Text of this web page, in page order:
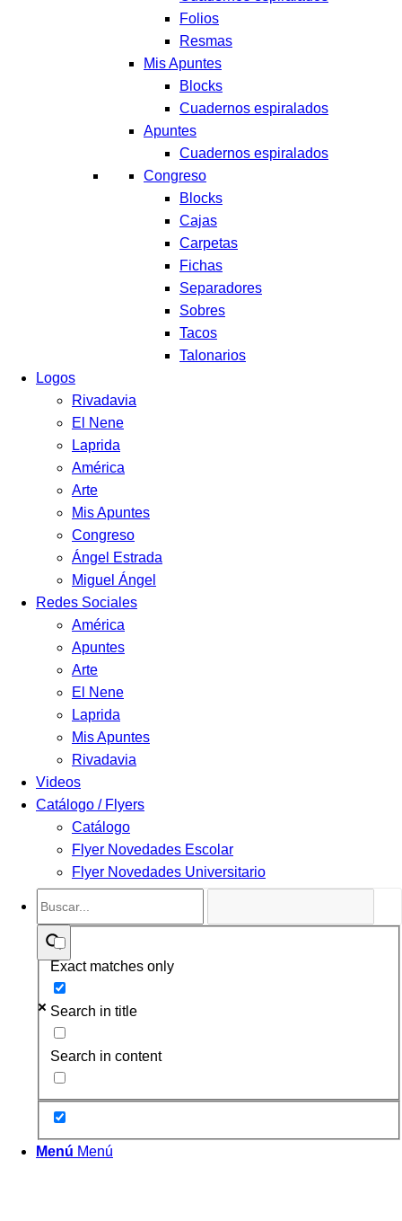
Folios
Resmas
Mis Apuntes
Blocks
Cuadernos espiralados
Apuntes
Cuadernos espiralados
Congreso
Blocks
Cajas
Carpetas
Fichas
Separadores
Sobres
Tacos
Talonarios
Logos
Rivadavia
El Nene
Laprida
América
Arte
Mis Apuntes
Congreso
Ángel Estrada
Miguel Ángel
Redes Sociales
América
Apuntes
Arte
El Nene
Laprida
Mis Apuntes
Rivadavia
Videos
Catálogo / Flyers
Catálogo
Flyer Novedades Escolar
Flyer Novedades Universitario
Exact matches only
Search in title
Search in content
Menú Menú